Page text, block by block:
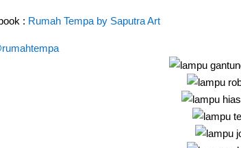
: Rumah Tempa by Saputra Art